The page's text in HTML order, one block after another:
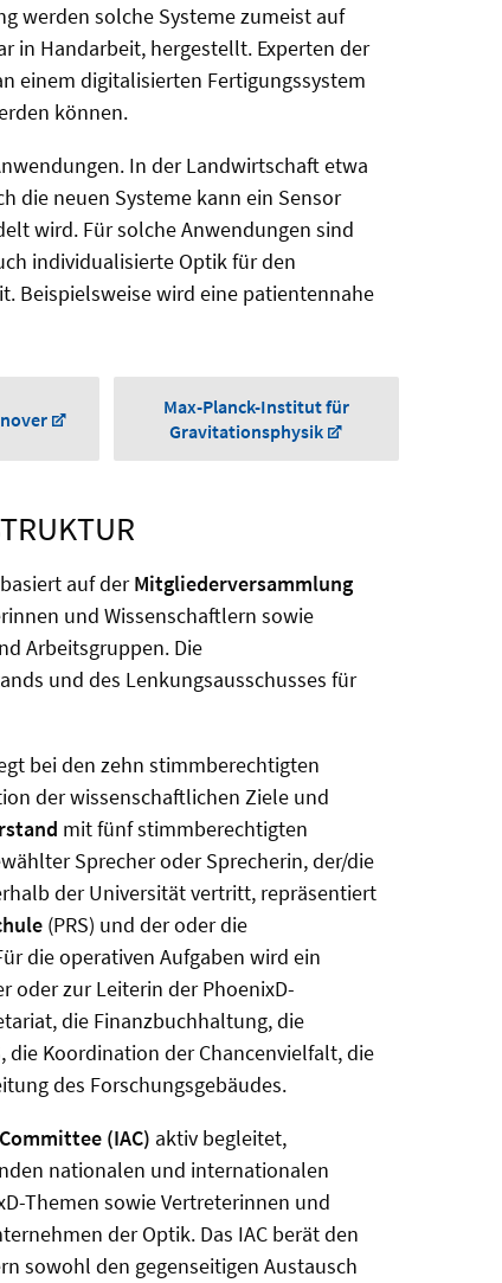
werden solche Systeme zumeist auf
in Handarbeit, hergestellt. Experten der
einem digitalisierten Fertigungssystem
können.
In der Landwirtschaft etwa
die neuen Systeme kann ein Sensor
wird. Für solche Anwendungen sind
individualisierte Optik für den
Beispielsweise wird eine patientennahe
Max-Planck-Institut für
Gravitationsphysik
auf derMitgliederversammlung
und Wissenschaftlern sowie
Arbeitsgruppen. Die
und des Lenkungsausschusses für
bei den zehn stimmberechtigten
der wissenschaftlichen Ziele und
mit fünf stimmberechtigten
Sprecher oder Sprecherin, der/die
der Universität vertritt, repräsentiert
(PRS) und der oder die
die operativen Aufgaben wird ein
oder zur Leiterin der PhoenixD-
die Finanzbuchhaltung, die
die Koordination der Chancenvielfalt, die
des Forschungsgebäudes.
(IAC) aktiv begleitet,
nationalen und internationalen
Themen sowie Vertreterinnen und
der Optik. Das IAC berät den
sowohl den gegenseitigen Austausch